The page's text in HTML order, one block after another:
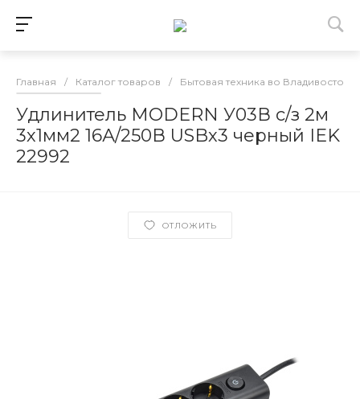
Главная / Каталог товаров / Бытовая техника во Владивостоке
Удлинитель MODERN У03В с/з 2м
3х1мм2 16А/250В USBх3 черный IEK
22992
ОТЛОЖИТЬ